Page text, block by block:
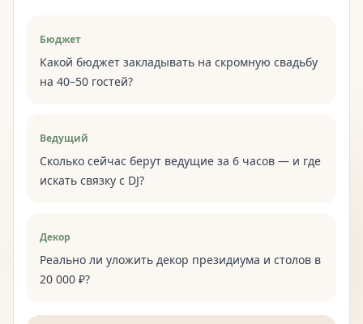
Бюджет
Какой бюджет закладывать на скромную свадьбу
на 40–50 гостей?
Ведущий
Сколько сейчас берут ведущие за 6 часов — и где
искать связку с DJ?
Декор
Реально ли уложить декор президиума и столов в
20 000 ₽?